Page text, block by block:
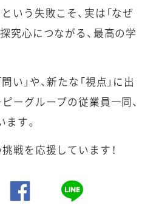
いう失敗こそ、実は「なぜ
究心につながる、最高の学
い」や、新たな「視点」に出
ーグループの従業員一同、
す。
戦を応援しています！